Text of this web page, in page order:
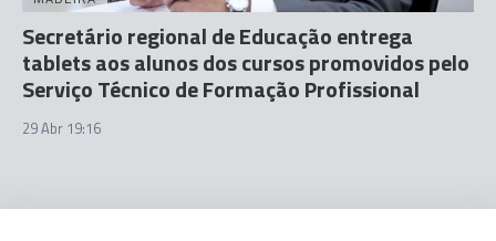
Secretário regional de Educação entrega
tablets aos alunos dos cursos promovidos pelo
Serviço Técnico de Formação Profissional
29 Abr 19:16